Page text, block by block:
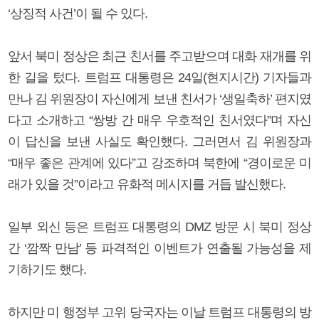
‘상징적 사건’이 될 수 있다.
앞서 북미 정상은 최근 친서를 주고받으며 대화 재개를 위
한 길을 텄다. 트럼프 대통령은 24일(현지시간) 기자들과
만나 김 위원장이 자신에게 보낸 친서가 ‘생일축하’ 편지였
다고 소개하고 “쌍방 간 매우 우호적인 친서였다”며 자신
이 답신을 보낸 사실도 확인했다. 그러면서 김 위원장과
“매우 좋은 관계에 있다”고 강조하며 북한에 “경이로운 미
래가 있을 것”이라고 유화적 메시지를 거듭 발신했다.
일부 외신 등은 트럼프 대통령의 DMZ 방문 시 북미 정상
간 ‘깜짝 만남’ 등 파격적인 이벤트가 연출될 가능성을 제
기하기도 했다.
하지만 미 행정부 고위 당국자는 이날 트럼프 대통령의 방